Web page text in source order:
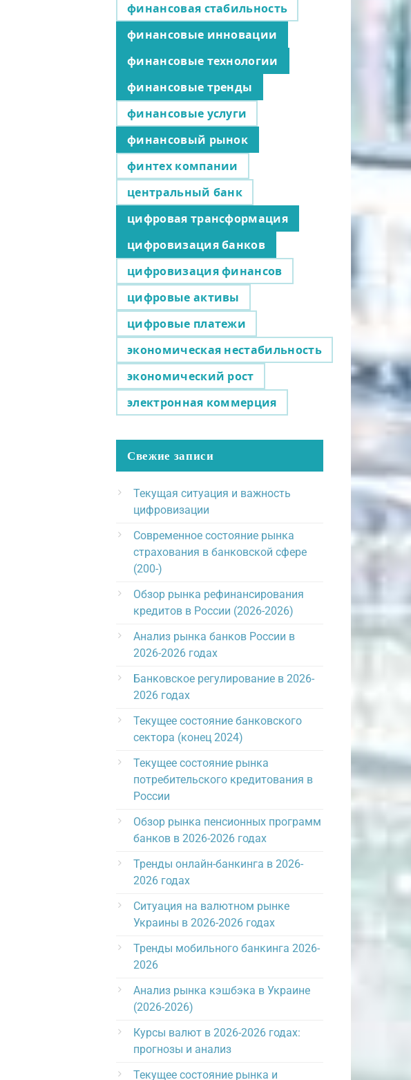
финансовая стабильность
финансовые инновации
финансовые технологии
финансовые тренды
финансовые услуги
финансовый рынок
финтех компании
центральный банк
цифровая трансформация
цифровизация банков
цифровизация финансов
цифровые активы
цифровые платежи
экономическая нестабильность
экономический рост
электронная коммерция
Свежие записи
Текущая ситуация и важность
цифровизации
Современное состояние рынка
страхования в банковской сфере
(200-)
Обзор рынка рефинансирования
кредитов в России (2026-2026)
Анализ рынка банков России в
2026-2026 годах
Банковское регулирование в 2026-
2026 годах
Текущее состояние банковского
сектора (конец 2024)
Текущее состояние рынка
потребительского кредитования в
России
Обзор рынка пенсионных программ
банков в 2026-2026 годах
Тренды онлайн-банкинга в 2026-
2026 годах
Ситуация на валютном рынке
Украины в 2026-2026 годах
Тренды мобильного банкинга 2026-
2026
Анализ рынка кэшбэка в Украине
(2026-2026)
Курсы валют в 2026-2026 годах:
прогнозы и анализ
Текущее состояние рынка и